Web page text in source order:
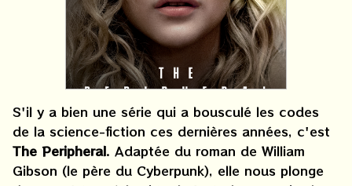
S'il y a bien une série qui a bousculé les codes
de la science-fiction ces dernières années, c'est
The Peripheral. Adaptée du roman de William
Gibson (le père du Cyberpunk), elle nous plonge